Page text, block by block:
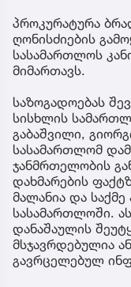
პროკურატურა
ღონისძიების
სასამართლოს
მიმართავს.
საზოგადოებას
სისხლის
გაბაშვილი,
სასამართლომ
ჯანმრთელობის
დახმარების
მალანია და
სასამართლოში.
დანაშაულის
მსჯავრდებულია
გავრცელებულ